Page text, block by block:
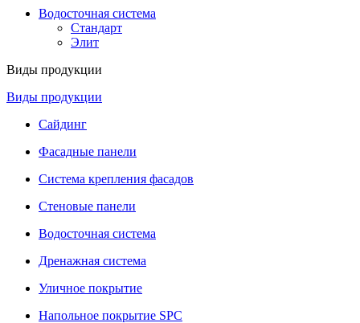
Водосточная система
Стандарт
Элит
Виды продукции
Виды продукции
Сайдинг
Фасадные панели
Система крепления фасадов
Стеновые панели
Водосточная система
Дренажная система
Уличное покрытие
Напольное покрытие SPC